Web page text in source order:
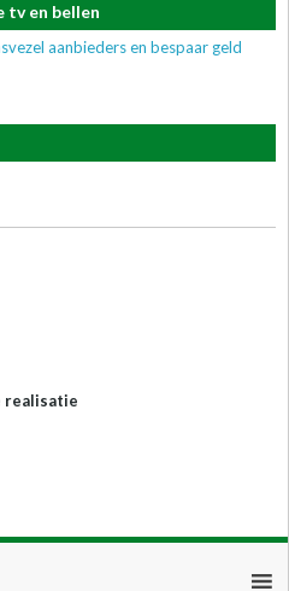
en bellen
aanbieders en bespaar geld
realisatie